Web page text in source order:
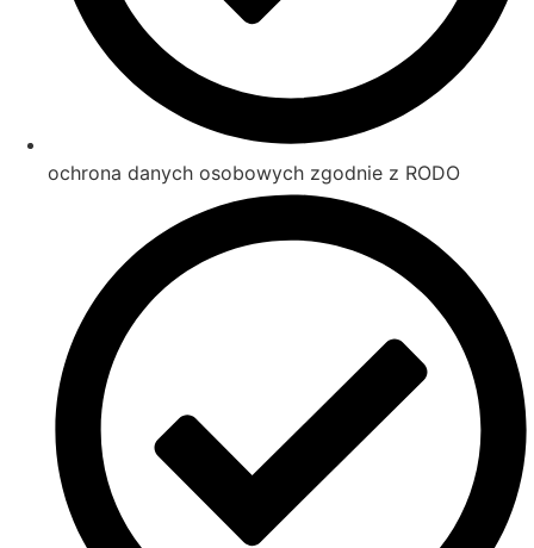
ochrona danych osobowych zgodnie z RODO